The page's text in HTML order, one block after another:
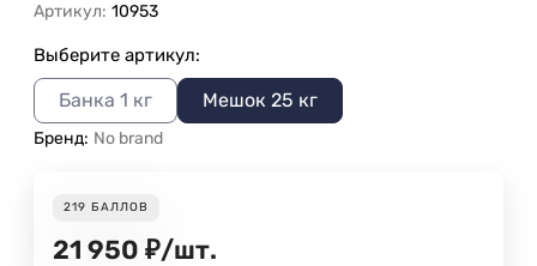
Артикул: 10953
Выберите артикул:
Банка 1 кг Мешок 25 кг
Бренд: No brand
219 БАЛЛОВ
21 950 ₽/шт.